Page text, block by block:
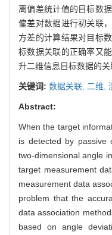
离偏差统计值的目标数
偏差对数据进行初关联
方差的计算结果对目标
标数据关联的正确率又
升二维信息目标数据的关
关键词: 数据关联, 二维,
Abstract:
When the target
is detected by passive
two-dimensional angle
target measurement
measurement data
problem that the
data association
based on angle